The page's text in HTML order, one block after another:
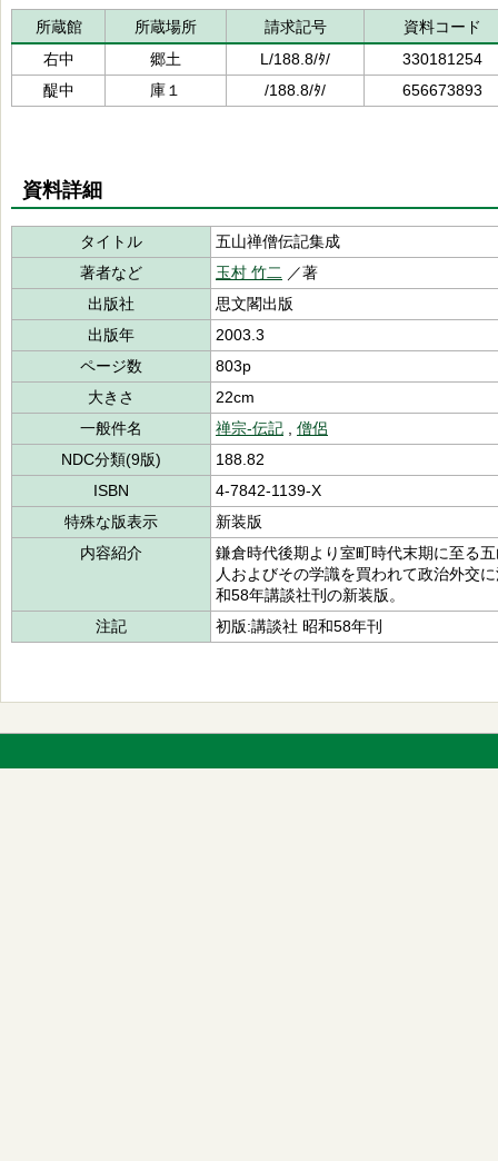
所蔵館 所蔵場所 請求記号
資料コード
右中
郷土 L/188.8/ﾀ/
330181254
醍中
庫１ /188.8/ﾀ/ 656673893
資料詳細
タイトル
五山禅僧伝記集成
著者など
玉村 竹二 ／著
出版社
思文閣出版
出版年
2003.3
ページ数
803p
大きさ
22cm
一般件名
禅宗-伝記
僧侶
NDC分類(9版)
188.82
ISBN
4-7842-1139-X
特殊な版表示
新装版
内容紹介
鎌倉時代後期より室町時代末期に至る
人およびその学識を買われて政治外交
和58年講談社刊の新装版。
注記
初版:講談社 昭和58年刊